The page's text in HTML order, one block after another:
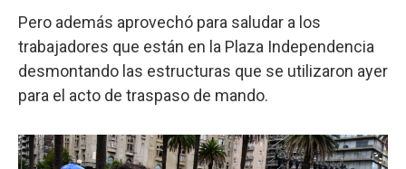
Pero además aprovechó para saludar a los
trabajadores que están en la Plaza Independencia
desmontando las estructuras que se utilizaron ayer
para el acto de traspaso de mando.